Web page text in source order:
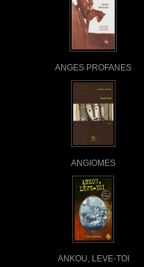
ANGES PROFANES
ANGIOMES
ANKOU, LEVE-TOI